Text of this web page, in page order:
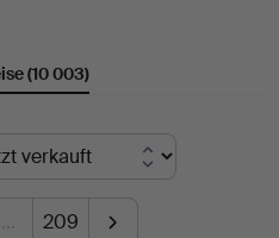
(10 003)
… 209